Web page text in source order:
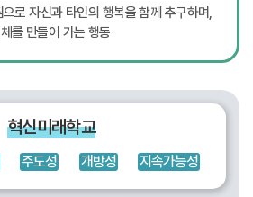
로 자신과 타인의 행복을 함께 추구하며,
를 만들어 가는 행동
혁신미래학교
주도성 개방성 지속가능성